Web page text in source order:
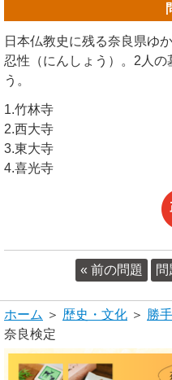
日本仏教史に残る奈良県ゆ
忍性（にんしょう）。2人の
う。
1.竹林寺
2.西大寺
3.東大寺
4.喜光寺
« 前の問題
ホーム ＞ 歴史・文化 ＞ 勝
奈良検定